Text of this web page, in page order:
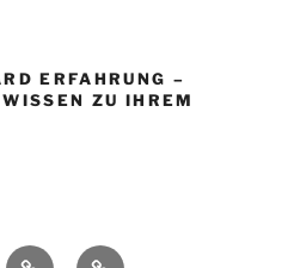
ERFAHRUNG –
ZU IHREM
Über Impressum